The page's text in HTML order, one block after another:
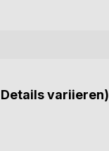
variieren)